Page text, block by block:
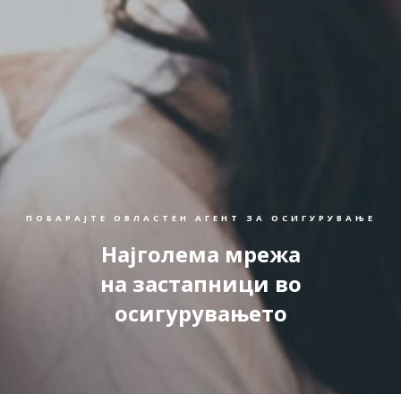
ПОБАРАЈТЕ ОВЛАСТЕН АГЕНТ ЗА ОСИГУРУВАЊЕ
Најголема мрежа
на застапници во
осигурувањето